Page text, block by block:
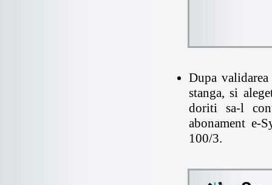
Dupa
stanga, si
doriti sa-l
abonament e-
100/3.